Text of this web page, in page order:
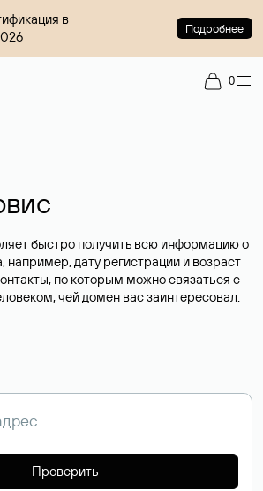
в
Подробнее
0
быстро получить всю информацию о
например, дату регистрации и возраст
по которым можно связаться с
чей домен вас заинтересовал.
Проверить